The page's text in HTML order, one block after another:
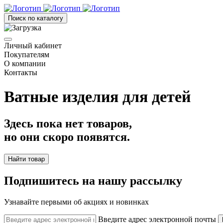
Поиск по каталогу
Личный кабинет
Покупателям
О компании
Контакты
Ватные изделия для детей
Здесь пока нет товаров,
но они скоро появятся.
Найти товар
Подпишитесь на нашу рассылку
Узнавайте первыми об акциях и новинках
Введите адрес электронной почты